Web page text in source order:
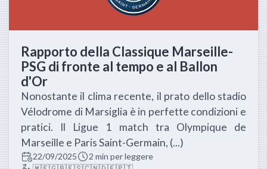
Rapporto della Classique Marseille-
PSG di fronte al tempo e al Ballon
d'Or
Nonostante il clima recente, il prato dello stadio
Vélodrome di Marsiglia è in perfette condizioni e
pratici. Il Ligue 1 match tra Olympique de
Marseille e Paris Saint-Germain, (...)
22/09/2025
2 min per leggere